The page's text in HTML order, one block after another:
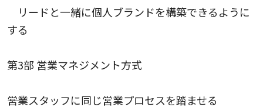
リードと一緒に個人ブランドを構築できるように
する
第3部 営業マネジメント方式
――営業スタッフに同じ営業プロセスを踏ませる